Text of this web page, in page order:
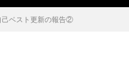
ベスト更新の報告②